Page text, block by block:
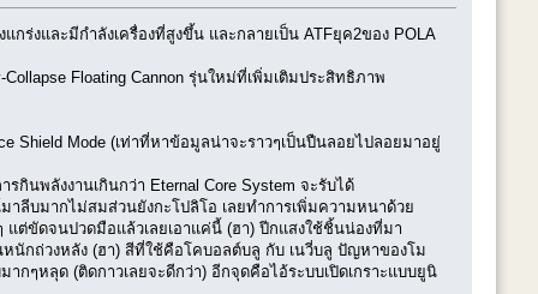
กร่งและมีกำลังเครื่องที่สูงขึ้น และกลายเป็น ATFยุค2ของ POLA
Floating Cannon รุ่นใหม่ที่เพิ่มเติมประสิทธิภาพ
Shield Mode (เท่าที่หาข้อมูลน่าจะราวๆเป็นปืนลอยไปลอยมาอยู่
กินพลังงานเกินกว่า Eternal Core System จะรับได้
ลีบมากไม่สมส่วนยังกะโปลิโอ เลยทำการเพิ่มความหนาด้วย
ต่ขัดจนปวดมือแล้วเลยเอาแค่นี้ (ฮา) ปีกแสงใช้ชิ้นน่องที่มา
นักถ่วงหลัง (ฮา) สีที่ใช้คือโคบอลต์บลู กับ เนวี่บลู ปัญหาของโม
กๆหลุด (ติดกาวเลยจะดีกว่า) อีกจุดคือไอ้ระบบเปิดเกราะแบบยูนิ